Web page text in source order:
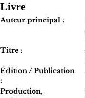
Livre
Auteur principal :
Titre :
Édition / Publication
:
Production,